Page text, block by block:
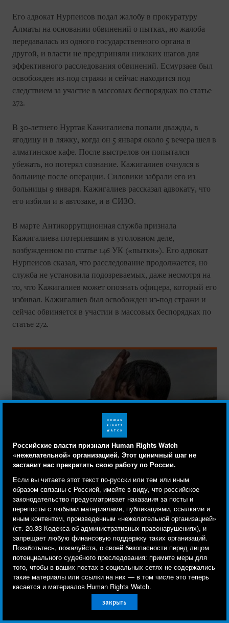
Российские власти признали Human Rights Watch
«нежелательной» организацией. Этот циничный шаг не
заставит нас прекратить свою работу по России.
Если вы читаете этот текст по-русски или тем или иным
образом связаны с Россией, имейте в виду, что российское
законодательство предусматривает наказания за посты и
перепосты с любыми материалами, публикациями, ссылками и
иным контентом, произведенным «нежелательной организацией»
(ст. 20.33 Кодекса об административных правонарушениях), и
запрещает любую финансовую поддержку таких организаций.
Позаботьтесь, пожалуйста, о своей безопасности перед лицом
потенциального судебного преследования: примите меры для
того, чтобы в ваших постах в социальных сетях не содержались
такие материалы или ссылки на них — в том числе это теперь
касается и материалов Human Rights Watch.
закрыть
Его адвокат Нурпеисов подал жалобу в прокуратуру
Алматы на основании обвинений о пытках, но жалоба
передавалась из одного государственного органа в
другой, и власти не предприняли никаких шагов для
эффективного расследования обвинений. Есмурзаев был
освобожден из-под стражи и сейчас находится под
следствием за участие в массовых беспорядках по статье
272.
В 30-летнего Нуртая Кажигалиева попали дважды, в
ягодицу и в ляжку, когда он 5 января около 5 вечера шел в
алматинское кафе. После выстрелов он попытался
убежать, но потерял сознание. Кажигалиев очнулся в
больнице после операции. Силовики забрали его из
больницы 9 января. Кажигалиев рассказал адвокату, что
его избили и в автозаке, и в СИЗО.
В марте Антикоррупционная служба признала
Кажигалиева потерпевшим в уголовном деле,
возбужденном по статье 146 УК («пытки»). Его адвокат
Нурпеисов сказал, что расследование продолжается, но
служба не установила подозреваемых, даже несмотря на
то, что Кажигалиев может опознать офицера, который его
избивал. Кажигалиев был освобожден из-под стражи и
сейчас обвиняется в участии в массовых беспорядках по
статье 272.
Your tax deductible gift can help stop
human rights violations and save lives
around the world.
$50
$100
$250
$500
$1000
Other
ПОЖЕРТВОВАТЬ СЕЙЧАС
Human Rights Watch cookie preferences
Мы используем файлы cookie, технологии
отслеживания и сторонние аналитические
инструменты, чтобы лучше понять, кто посещает
сайт, и улучшить ваш опыт взаимодействия с ним.
Используя наш сайт, вы соглашаетесь с этим.
Ознакомьтесь с нашей политикой
конфиденциальности,чтобы узнать, для чего
используются файлы cookie и как изменить ваши
настройки.